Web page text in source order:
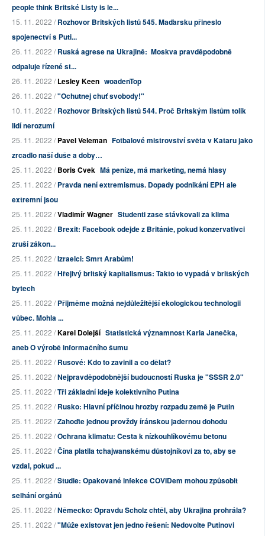
people think Britské Listy is le...
15. 11. 2022 /Rozhovor Britských listů 545. Maďarsku přineslo
spojenectví s Puti...
26. 11. 2022 /Ruská agrese na Ukrajině: Moskva pravděpodobně
odpaluje řízené st...
26. 11. 2022 /Lesley Keen woadenTop
26. 11. 2022 /"Ochutnej chuť svobody!"
10. 11. 2022 /Rozhovor Britských listů 544. Proč Britským listům tolik
lidí nerozumí
25. 11. 2022 /Pavel Veleman Fotbalové mistrovství světa v Kataru jako
zrcadlo naší duše a doby…
25. 11. 2022 /Boris Cvek Má peníze, má marketing, nemá hlasy
25. 11. 2022 /Pravda není extremismus. Dopady podnikání EPH ale
extremní jsou
25. 11. 2022 /Vladimír Wagner Studenti zase stávkovali za klima
25. 11. 2022 /Brexit: Facebook odejde z Británie, pokud konzervativci
zruší zákon...
25. 11. 2022 /Izraelci: Smrt Arabům!
25. 11. 2022 /Hřejivý britský kapitalismus: Takto to vypadá v britských
bytech
25. 11. 2022 /Přijměme možná nejdůležitější ekologickou technologii
vůbec. Mohla ...
25. 11. 2022 /Karel Dolejší Statistická významnost Karla Janečka,
aneb O výrobě informačního šumu
25. 11. 2022 /Rusové: Kdo to zavinil a co dělat?
25. 11. 2022 /Nejpravděpodobnější budoucností Ruska je "SSSR 2.0"
25. 11. 2022 /Tři základní ideje kolektivního Putina
25. 11. 2022 /Rusko: Hlavní příčinou hrozby rozpadu země je Putin
25. 11. 2022 /Zahoďte jednou provždy íránskou jadernou dohodu
25. 11. 2022 /Ochrana klimatu: Cesta k nízkouhlíkovému betonu
25. 11. 2022 /Čína platila tchajwanskému důstojníkovi za to, aby se
vzdal, pokud ...
25. 11. 2022 /Studie: Opakované infekce COVIDem mohou způsobit
selhání orgánů
25. 11. 2022 /Německo: Opravdu Scholz chtěl, aby Ukrajina prohrála?
25. 11. 2022 /"Může existovat jen jedno řešení: Nedovolte Putinovi